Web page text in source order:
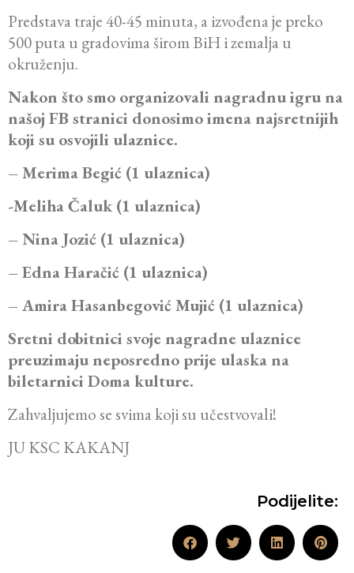
Predstava traje 40-45 minuta, a izvođenа je preko
500 putа u grаdovimа širom BiH i zemalja u
okruženju.
Nakon što smo organizovali nagradnu igru na
našoj FB stranici donosimo imena najsretnijih
koji su osvojili ulaznice.
– Merima Begić (1 ulaznica)
-Meliha Čaluk (1 ulaznica)
– Nina Jozić (1 ulaznica)
– Edna Haračić (1 ulaznica)
– Amira Hasanbegović Mujić (1 ulaznica)
Sretni dobitnici svoje nagradne ulaznice
preuzimaju neposredno prije ulaska na
biletarnici Doma kulture.
Zahvaljujemo se svima koji su učestvovali!
JU KSC KAKANJ
Podijelite: